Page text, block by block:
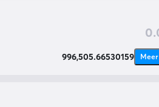
996,505.66530159 Meer